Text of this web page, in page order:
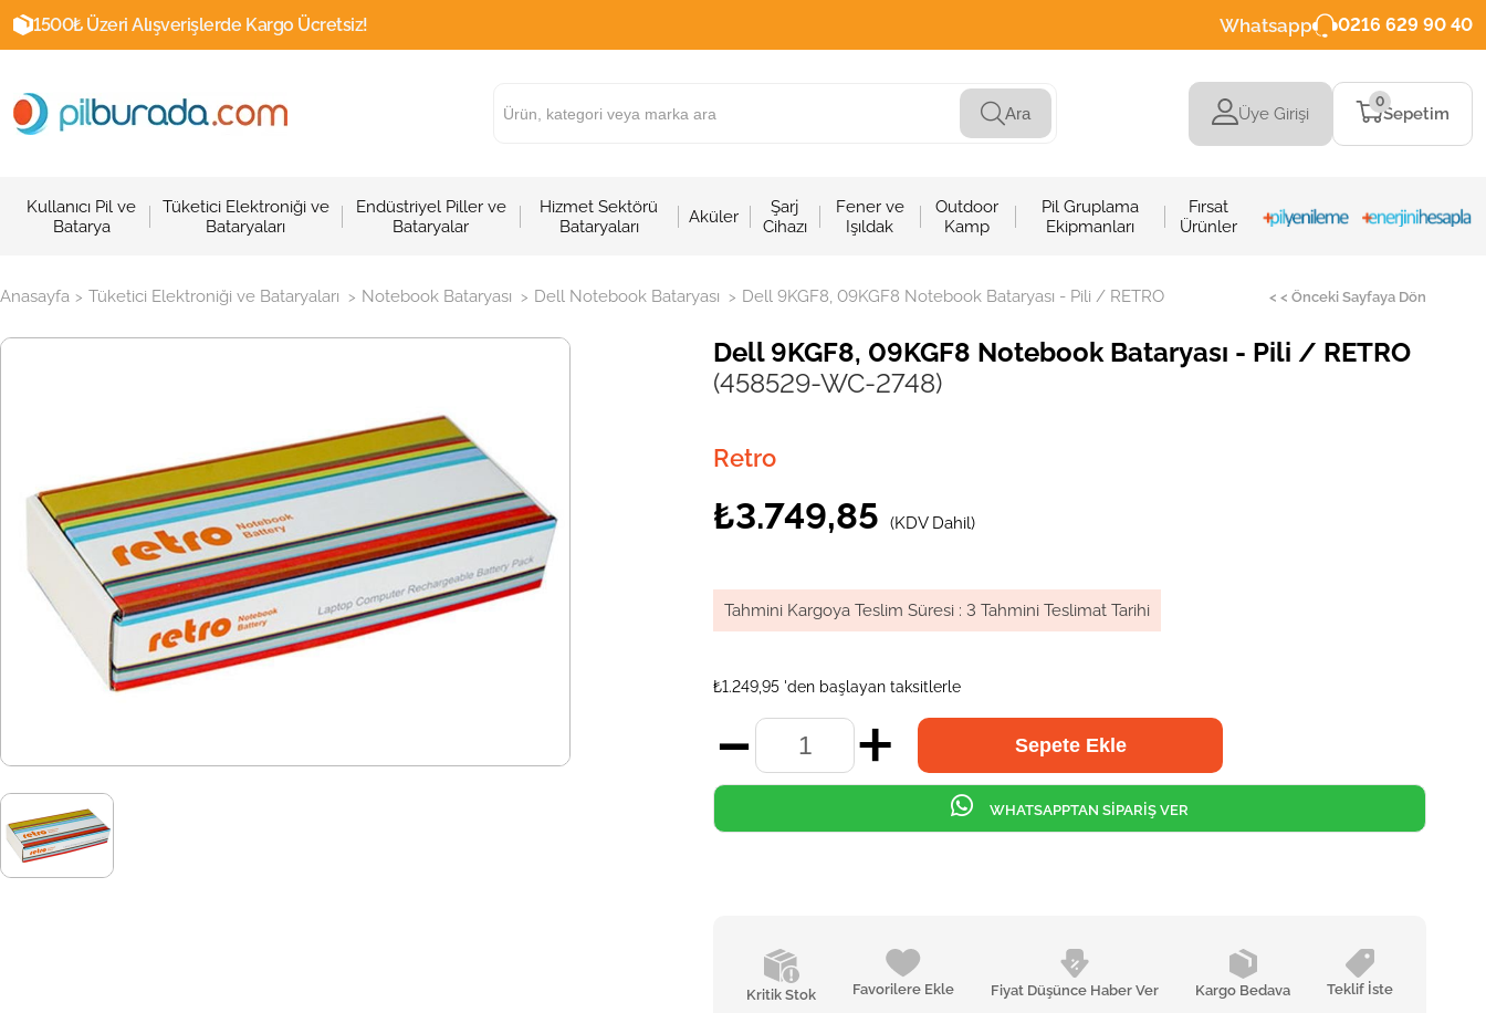
1500₺ Üzeri Alışverişlerde Kargo Ücretsiz! Whatsapp 0216 629 90 40
Ara Üye Girişi Sepetim
0
Kullanıcı Pil ve
Batarya
Tüketici Elektroniği ve
Bataryaları
Endüstriyel Piller ve
Bataryalar
Hizmet Sektörü
Bataryaları
Aküler
Şarj
Cihazı
Fener ve
Işıldak
Outdoor
Kamp
Pil Gruplama
Ekipmanları
Fırsat
Ürünler
Anasayfa > Tüketici Elektroniği ve Bataryaları > Notebook Bataryası > Dell Notebook Bataryası > Dell 9KGF8, 09KGF8 Notebook Bataryası - Pili / RETRO < < Önceki Sayfaya Dön
Dell 9KGF8, 09KGF8 Notebook Bataryası - Pili / RETRO
(458529-WC-2748)
Retro
₺3.749,85 (KDV Dahil)
Tahmini Kargoya Teslim Süresi : 3 Tahmini Teslimat Tarihi
₺1.249,95 'den başlayan taksitlerle
Kritik Stok Favorilere Ekle Fiyat Düşünce Haber Ver Kargo Bedava Teklif İste
WHATSAPPTAN SİPARİŞ VER